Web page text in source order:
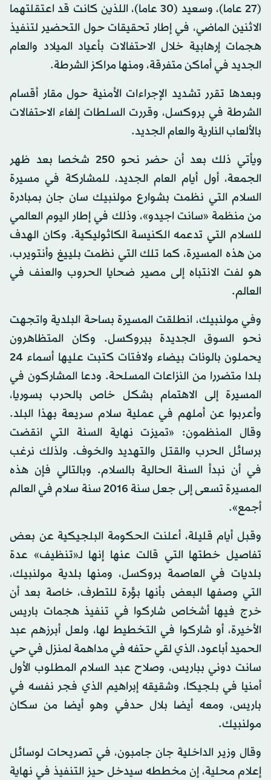
(27 عاما)، وسعيد (30 عاما)، اللذين كانت قد اعتقلتهما
الاثنين الماضي، في إطار تحقيقات حول التحضير لتنفيذ
هجمات إرهابية خلال الاحتفالات بأعياد الميلاد والعام
الجديد في أماكن متفرقة، ومنها مراكز الشرطة.
وبعدها تقرر تشديد الإجراءات الأمنية حول مقار أقسام
الشرطة في بروكسل، وقررت السلطات إلغاء الاحتفالات
بالألعاب النارية والعام الجديد.
ويأتي ذلك بعد أن حضر نحو 250 شخصا بعد ظهر
الجمعة، أول أيام العام الجديد، للمشاركة في مسيرة
السلام التي نظمت بشوارع مولنبيك سان جان بمبادرة
من منظمة «سانت اجيدو»، وذلك في إطار اليوم العالمي
للسلام التي تدعمه الكنيسة الكاثوليكية. وكان الهدف
من هذه المسيرة، كما تلك التي نظمت بلييغ وأنتويرب،
هو لفت الانتباه إلى مصير ضحايا الحروب والعنف في
العالم.
وفي مولنبيك، انطلقت المسيرة بساحة البلدية واتجهت
نحو السوق الجديدة ببروكسل. وكان المتظاهرون
يحملون بالونات بيضاء ولافتات كتبت عليها أسماء 24
بلدا متضررا من النزاعات المسلحة. ودعا المشاركون في
المسيرة إلى الاهتمام بشكل خاص بالحرب بسوريا،
وأعربوا عن أملهم في عملية سلام سريعة بهذا البلد.
وقال المنظمون: «تميزت نهاية السنة التي انقضت
برسائل الحرب والقتل والتهديد والخوف. ولذلك نرغب
في أن نبدأ السنة الحالية بالسلام. وبالتالي فإن هذه
المسيرة تسعى إلى جعل سنة 2016 سنة سلام في العالم
أجمع».
وقبل أيام قليلة، أعلنت الحكومة البلجيكية عن بعض
تفاصيل خطتها التي قالت عنها إنها لـ«تنظيف» عدة
بلديات في العاصمة بروكسل، ومنها بلدية مولنبيك،
التي وصفها البعض بأنها بؤرة للتطرف، خاصة بعد أن
خرج فيها أشخاص شاركوا في تنفيذ هجمات باريس
الأخيرة، أو شاركوا في التخطيط لها، ولعل أبرزهم عبد
الحميد أباعود، الذي لقي حتفه في مداهمة لمنزل في حي
سانت دوني بباريس، وصلاح عبد السلام المطلوب الأول
أمنيا في بلجيكا، وشقيقه إبراهيم الذي فجر نفسه في
باريس، ومعه أيضا بلال حدفي وهو أيضا من سكان
مولنبيك.
وقال وزير الداخلية جان جامبون، في تصريحات لوسائل
إعلام محلية، إن مخططه سيدخل حيز التنفيذ في نهاية